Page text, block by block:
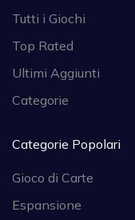
Tutti i Giochi
Top Rated
Ultimi Aggiunti
Categorie
Categorie Popolari
Gioco di Carte
Espansione